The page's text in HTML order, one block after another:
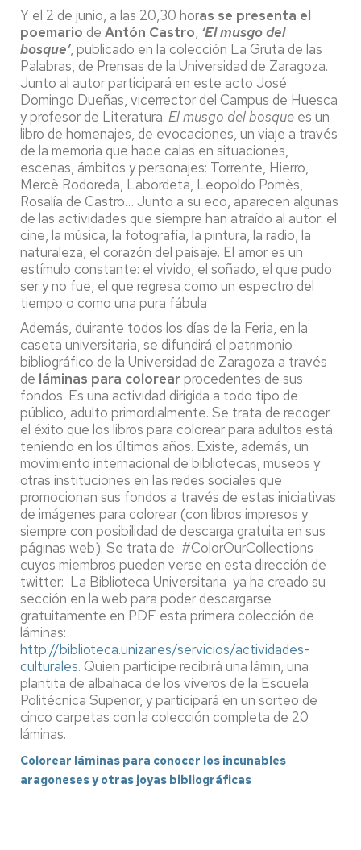
Y el 2 de junio, a las 20,30 horas se presenta el
poemario de Antón Castro, ‘El musgo del
bosque’, publicado en la colección La Gruta de las
Palabras, de Prensas de la Universidad de Zaragoza.
Junto al autor participará en este acto José
Domingo Dueñas, vicerrector del Campus de Huesca
y profesor de Literatura. El musgo del bosque es un
libro de homenajes, de evocaciones, un viaje a través
de la memoria que hace calas en situaciones,
escenas, ámbitos y personajes: Torrente, Hierro,
Mercè Rodoreda, Labordeta, Leopoldo Pomès,
Rosalía de Castro… Junto a su eco, aparecen algunas
de las actividades que siempre han atraído al autor: el
cine, la música, la fotografía, la pintura, la radio, la
naturaleza, el corazón del paisaje. El amor es un
estímulo constante: el vivido, el soñado, el que pudo
ser y no fue, el que regresa como un espectro del
tiempo o como una pura fábula
Además, duirante todos los días de la Feria, en la
caseta universitaria, se difundirá el patrimonio
bibliográfico de la Universidad de Zaragoza a través
de láminas para colorearprocedentes de sus
fondos. Es una actividad dirigida a todo tipo de
público, adulto primordialmente. Se trata de recoger
el éxito que los libros para colorear para adultos está
teniendo en los últimos años. Existe, además, un
movimiento internacional de bibliotecas, museos y
otras instituciones en las redes sociales que
promocionan sus fondos a través de estas iniciativas
de imágenes para colorear (con libros impresos y
siempre con posibilidad de descarga gratuita en sus
páginas web): Se trata de #ColorOurCollections
cuyos miembros pueden verse en esta dirección de
twitter: La Biblioteca Universitaria ya ha creado su
sección en la web para poder descargarse
gratuitamente en PDF esta primera colección de
láminas:
http://biblioteca.unizar.es/servicios/actividades-
culturales. Quien participe recibirá una lámin, una
plantita de albahaca de los viveros de la Escuela
Politécnica Superior, y participará en un sorteo de
cinco carpetas con la colección completa de 20
láminas.
Colorear láminas para conocer los incunables
aragoneses y otras joyas bibliográficas